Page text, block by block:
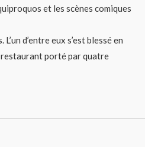
et les scènes comiques
d’entre eux s’est blessé en
porté par quatre